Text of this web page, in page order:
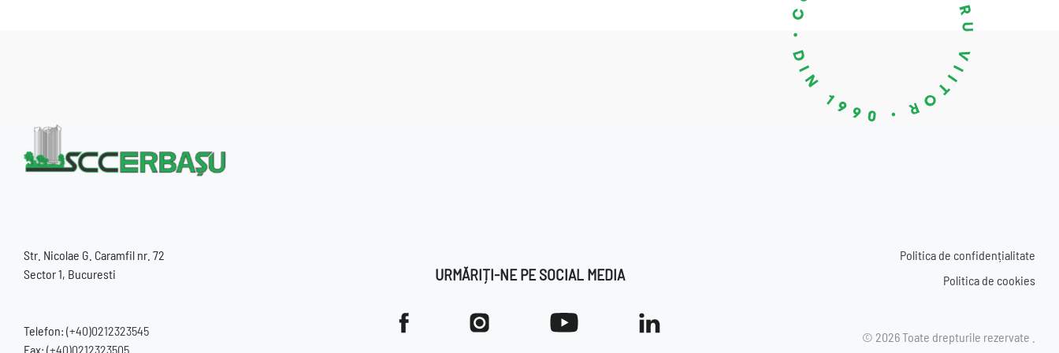
Str. Nicolae G. Caramfil nr. 72
Sector 1, Bucuresti
Telefon: (+40)0212323545
Fax: (+40)0212323505
URMĂRIȚI-NE PE SOCIAL MEDIA
Politica de confidențialitate
Politica de cookies
© 2026 Toate drepturile rezervate .